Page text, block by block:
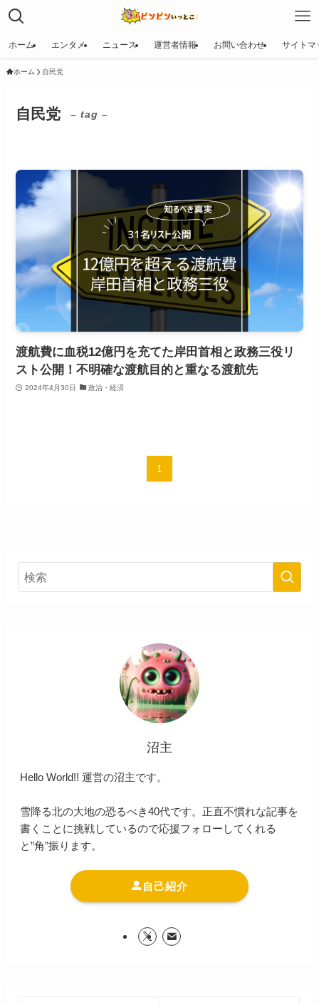
ホーム エンタメ ニュース 運営者情報 お問い合わせ サイトマ
ホーム 自民党
自民党 – tag –
渡航費に血税12億円を充てた岸田首相と政務三役リ
スト公開！不明確な渡航目的と重なる渡航先
2024年4月30日 政治・経済
1
沼主
Hello World!! 運営の沼主です。
雪降る北の大地の恐るべき40代です。正直不慣れな記事を
書くことに挑戦しているので応援フォローしてくれる
と”角”振ります。
自己紹介